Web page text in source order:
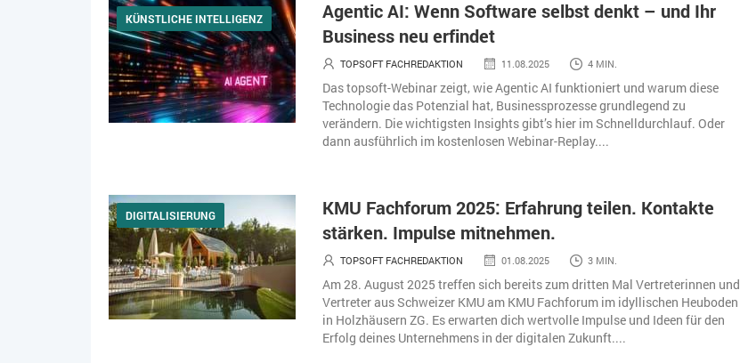
KÜNSTLICHE INTELLIGENZ
Agentic AI: Wenn Software selbst denkt – und Ihr
Business neu erfindet
TOPSOFT FACHREDAKTION 11.08.2025 4 MIN.
Das topsoft-Webinar zeigt, wie Agentic AI funktioniert und warum diese
Technologie das Potenzial hat, Businessprozesse grundlegend zu
verändern. Die wichtigsten Insights gibt’s hier im Schnelldurchlauf. Oder
dann ausführlich im kostenlosen Webinar-Replay....
DIGITALISIERUNG
KMU Fachforum 2025: Erfahrung teilen. Kontakte
stärken. Impulse mitnehmen.
TOPSOFT FACHREDAKTION 01.08.2025 3 MIN.
Am 28. August 2025 treffen sich bereits zum dritten Mal Vertreterinnen und
Vertreter aus Schweizer KMU am KMU Fachforum im idyllischen Heuboden
in Holzhäusern ZG. Es erwarten dich wertvolle Impulse und Ideen für den
Erfolg deines Unternehmens in der digitalen Zukunft....